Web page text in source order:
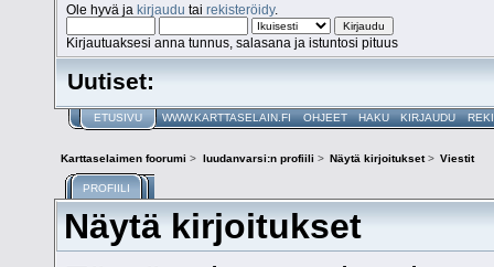
Ole hyvä jakirjaudu tairekisteröidy.
Kirjautuaksesi anna tunnus, salasana ja istuntosi pituus
Uutiset:
ETUSIVU WWW.KARTTASELAIN.FI OHJEET HAKU KIRJAUDU
Karttaselaimen foorumi > luudanvarsi:n profiili > Näytä kirjoitukset> Viestit
PROFIILI
Näytä kirjoitukset